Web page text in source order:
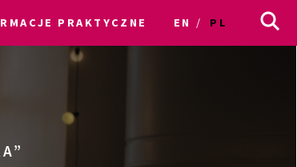
PRAKTYCZNE EN PL